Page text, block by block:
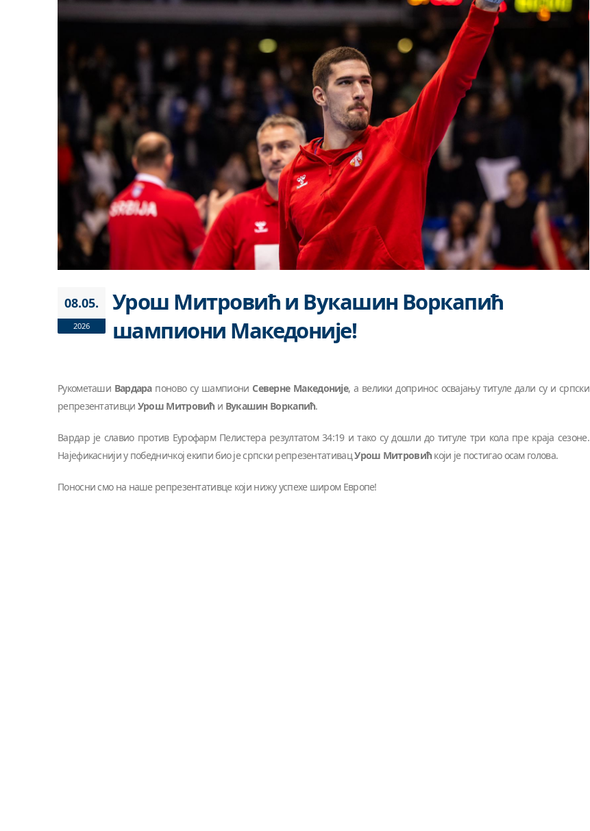
08.05.
2026
Урош Митровић и Вукашин Воркапић
шампиони Македоније!
Рукометаши Вардара поново су шампиони Северне Македоније, а велики допринос освајању титуле дали су и српски
репрезентативци Урош Митровић и Вукашин Воркапић.
Вардар је славио против Еурофарм Пелистера резултатом 34:19 и тако су дошли до титуле три кола пре краја сезоне.
Најефикаснији у победничкој екипи био је српски репрезентативацУрош Митровић који је постигао осам голова.
Поносни смо на наше репрезентативце који нижу успехе широм Европе!